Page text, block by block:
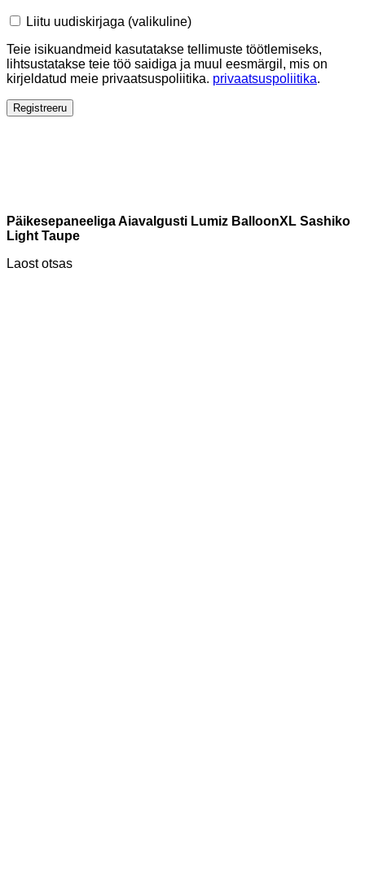
Liitu uudiskirjaga (valikuline)
Teie isikuandmeid kasutatakse tellimuste töötlemiseks,
lihtsustatakse teie töö saidiga ja muul eesmärgil, mis on
kirjeldatud meie privaatsuspoliitika. privaatsuspoliitika.
Registreeru
Päikesepaneeliga Aiavalgusti Lumiz BalloonXL Sashiko
Light Taupe
Laost otsas